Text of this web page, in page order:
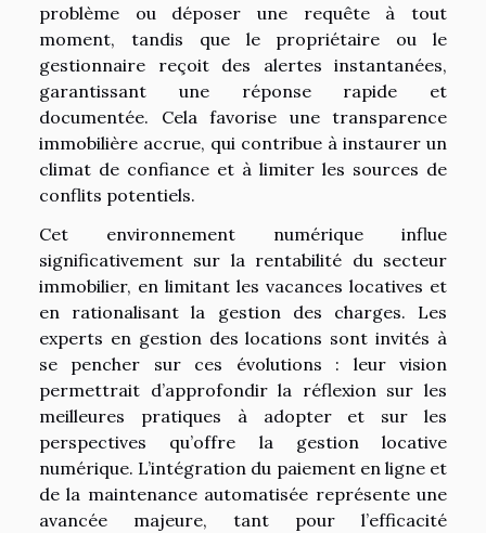
problème ou déposer une requête à tout
moment, tandis que le propriétaire ou le
gestionnaire reçoit des alertes instantanées,
garantissant une réponse rapide et
documentée. Cela favorise une transparence
immobilière accrue, qui contribue à instaurer un
climat de confiance et à limiter les sources de
conflits potentiels.
Cet environnement numérique influe
significativement sur la rentabilité du secteur
immobilier, en limitant les vacances locatives et
en rationalisant la gestion des charges. Les
experts en gestion des locations sont invités à
se pencher sur ces évolutions : leur vision
permettrait d’approfondir la réflexion sur les
meilleures pratiques à adopter et sur les
perspectives qu’offre la gestion locative
numérique. L’intégration du paiement en ligne et
de la maintenance automatisée représente une
avancée majeure, tant pour l’efficacité